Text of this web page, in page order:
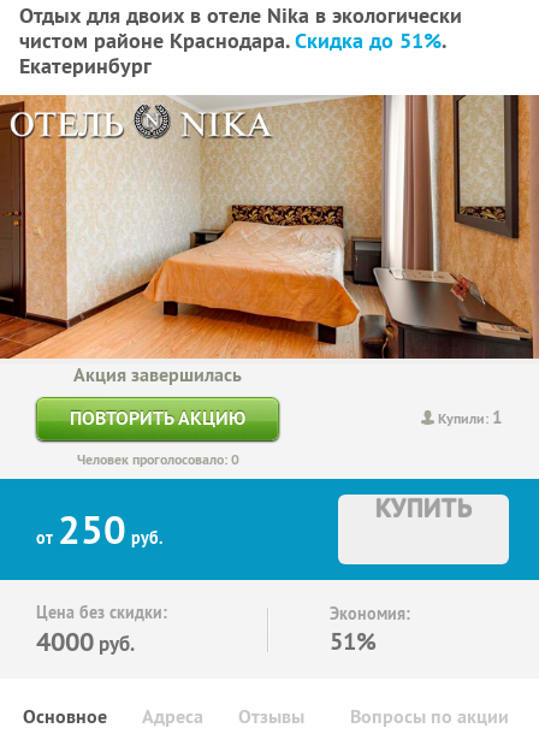
Отдых для двоих в отеле Nika в экологически
чистом районе Краснодара.Скидка до 51%.
Екатеринбург
Купили: 1
Акция завершилась
ПОВТОРИТЬ АКЦИЮ
Человек проголосовало: 0
от 250 руб.
КУПИТЬ
Цена без скидки:
4000 руб.
Экономия:
51%
Основное Отзывы Вопросы по акции
Адреса